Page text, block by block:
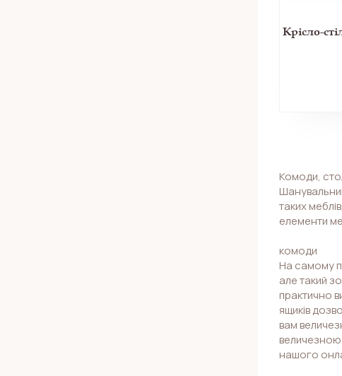
Комоди,
таких
елементи
комоди
На самому
але такий
практично
ящиків
вам
величезною
нашого